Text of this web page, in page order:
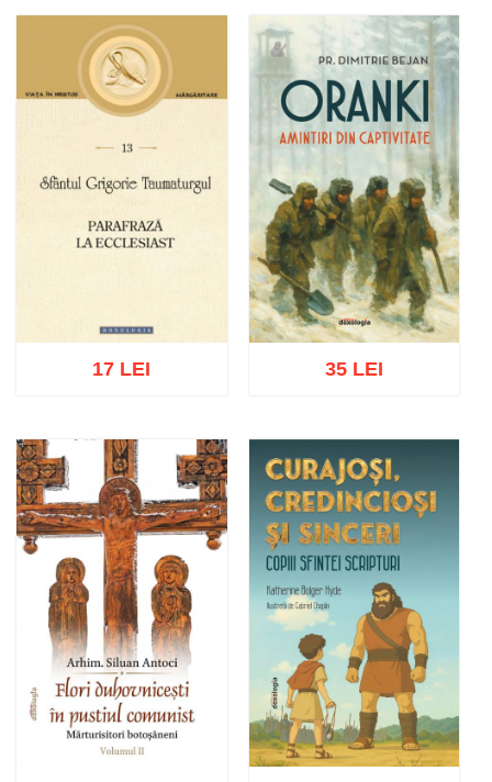
Adaugă în coș Wishlist Adaugă în coș Wishlist
Adaugă în coș Wishlist
17 LEI
Adaugă în coș Wishlist
35 LEI